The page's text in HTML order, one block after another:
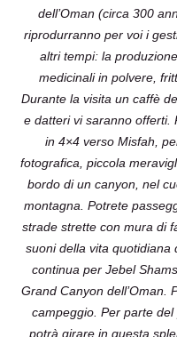
dell’Oman (circa 300
riprodurranno per voi i
altri tempi: la
medicinali in polvere,
Durante la visita un caffè
e datteri vi saranno offerti.
in 4×4 verso Misfah,
fotografica, piccola
bordo di un canyon, nel
montagna. Potrete
strade strette con mura di
suoni della vita quotidiana
continua per Jebel
Grand Canyon dell’Oman.
campeggio. Per parte
potrà girare in questa